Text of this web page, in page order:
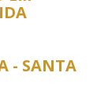
- SANTA